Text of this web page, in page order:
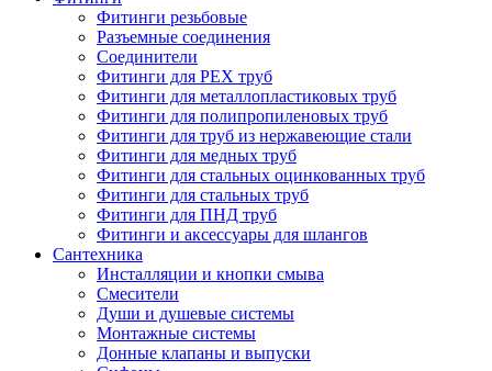
Фитинги резьбовые
Разъемные соединения
Соединители
Фитинги для PEX труб
Фитинги для металлопластиковых труб
Фитинги для полипропиленовых труб
Фитинги для труб из нержавеющие стали
Фитинги для медных труб
Фитинги для стальных оцинкованных труб
Фитинги для стальных труб
Фитинги для ПНД труб
Фитинги и аксессуары для шлангов
Сантехника
Инсталляции и кнопки смыва
Смесители
Души и душевые системы
Монтажные системы
Донные клапаны и выпуски